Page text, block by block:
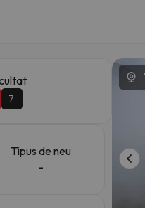
7
Tipus de neu
-